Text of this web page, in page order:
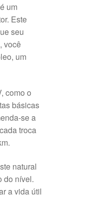
um
Este
seu
você
um
como o
básicas
se a
troca
natural
do nível.
a vida útil